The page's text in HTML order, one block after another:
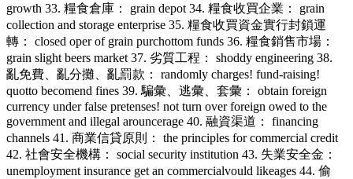
growth 33. 糧食倉庫： grain depot 34. 糧食收買企業： grain
collection and storage enterprise 35. 糧食收買資金實行封鎖運
轉： closed oper of grain purchottom funds 36. 糧食銷售市場：
grain slight beers market 37. 劣質工程： shoddy engineering 38.
亂免費、亂分攤、亂罰款： randomly charges! fund-raising!
quotto becomend fines 39. 騙彙、逃彙、套彙： obtain foreign
currency under false pretenses! not turn over foreign owed to the
government and illegal arouncerage 40. 融資渠道： financing
channels 41. 商業信貸原則： the principles for commercial credit
42. 社會安全機構： social security institution 43. 失業安全金：
unemployment insurance get an commercialvould likeages 44. 偷